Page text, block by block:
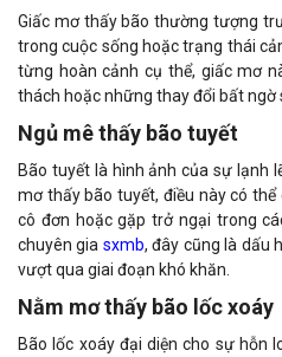
Giấc mơ thấy bão thường tượng
trong cuộc sống hoặc trạng thái
từng hoàn cảnh cụ thể, giấc mơ
thách hoặc những thay đổi bất ngờ
Ngủ mê thấy bão tuyết
Bão tuyết là hình ảnh của sự lạnh
mơ thấy bão tuyết, điều này có
cô đơn hoặc gặp trở ngại trong
chuyên gia sxmb, đây cũng là dấu
vượt qua giai đoạn khó khăn.
Nằm mơ thấy bão lốc xoáy
Bão lốc xoáy đại diện cho sự hỗn